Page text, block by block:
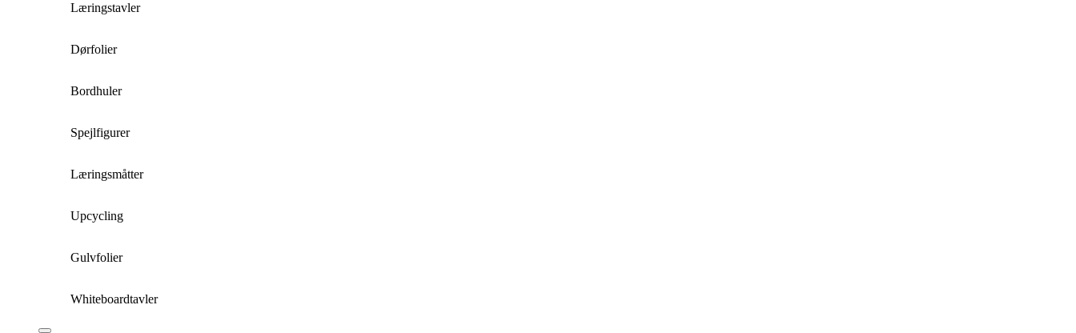
Læringstavler
Dørfolier
Bordhuler
Spejlfigurer
Læringsmåtter
Upcycling
Gulvfolier
Whiteboardtavler